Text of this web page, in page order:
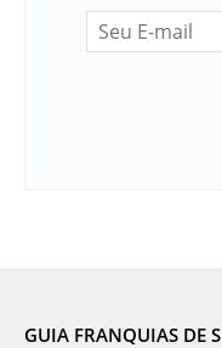
GUIA FRANQUIAS DE